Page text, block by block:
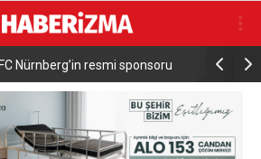
Nürnberg’in resmi sponsoru Bakan
Takip